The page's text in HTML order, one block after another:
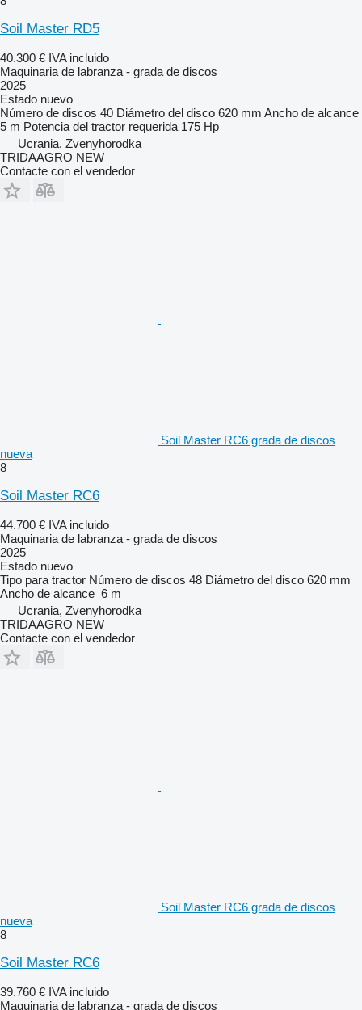
Soil Master RD5
40.300 € IVA incluido
Maquinaria de labranza - grada de discos
2025
Estado nuevo
Número de discos 40 Diámetro del disco 620 mm Ancho de alcance
5 m Potencia del tractor requerida 175 Hp
Ucrania, Zvenyhorodka
TRIDAAGRO NEW
Contacte con el vendedor
Soil Master RC6 grada de discos
nueva
8
Soil Master RC6
44.700 € IVA incluido
Maquinaria de labranza - grada de discos
2025
Estado nuevo
Tipo para tractor Número de discos 48 Diámetro del disco 620 mm
Ancho de alcance 6 m
Ucrania, Zvenyhorodka
TRIDAAGRO NEW
Contacte con el vendedor
Soil Master RC6 grada de discos
nueva
8
Soil Master RC6
39.760 € IVA incluido
Maquinaria de labranza - grada de discos